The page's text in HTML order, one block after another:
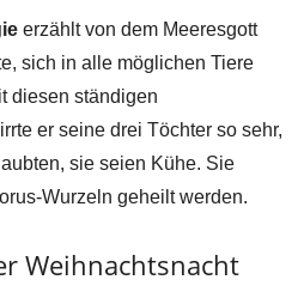
erzählt von dem Meeresgott
sich in alle möglichen Tiere
diesen ständigen
er seine drei Töchter so sehr,
sie seien Kühe. Sie
Wurzeln geheilt werden.
Weihnachtsnacht